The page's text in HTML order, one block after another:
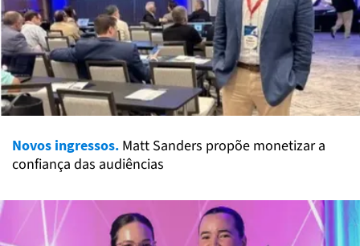
Novos ingressos. Matt Sanders propõe monetizar a
confiança das audiências